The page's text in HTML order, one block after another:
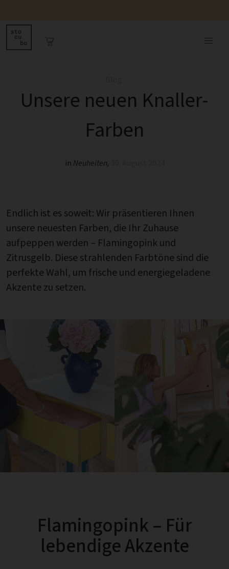
Unsere neuen Knaller-
Farben
in Neuheiten,
Endlich ist es soweit: Wir präsentieren Ihnen
unsere neuesten Farben, die Ihr Zuhause
aufpeppen werden – Flamingopink und
Zitrusgelb. Diese strahlenden Farbtöne sind die
perfekte Wahl, um frische und energiegeladene
Akzente zu setzen.
Flamingopink – Für
lebendige Akzente